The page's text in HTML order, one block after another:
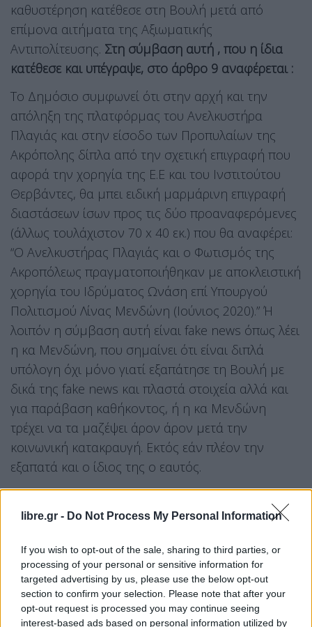
libre.gr - Do Not Process My Personal Information
If you wish to opt-out of the sale, sharing to third parties, or
processing of your personal or sensitive information for
targeted advertising by us, please use the below opt-out
section to confirm your selection. Please note that after your
opt-out request is processed you may continue seeing
interest-based ads based on personal information utilized by
καθυστέρηση κατέθεσε στη Βουλή μετά από
επίμονα αιτήματα της Αξιωματικής
Αντιπολίτευσης. Στη σύμβαση αυτή , που η ίδια
κατέθεσε και υπέγραψε, στο άρθρο 9 αναφέρεται :
Το Δημόσιο συμφωνεί ότι στην αρχή και την
απόληξη της πλατφόρμας του Ανελκυστήρα
Πλαγιάς και στην είσοδο των Προπυλαίων της
Ακρόπολης δίπλα από την σχετική επιγραφή που
αφορά την χορηγία της Ε.Ε και του Ινστιτούτου
Θερβάντες, θα μπει ειδική μαρμάρινη επιγραφή
διαστάσεων ίσων προς τις δύο προαναφερόμενες
(άλλως τουλάχιστον 70 x 40 εκ.) που θα αναφέρει:
“Ο Ανελκυστήρας Πλαγιάς και ο Φωτισμός της
Ακροπόλεως πραγματοποιήθηκαν με αποκλειστική
χορηγία του Ιδρύματος Ωνάση επί Υπουργού
Πολιτισμού Λίνας Μενδώνη (Ιούνιος 2020).” Ή
λοιπόν η σύμβαση αυτή είναι fake news όπως λέει
η κα Μενδώνη, που σημαίνει ότι είναι διπλά
υπόλογη όχι μόνο γιατί εξαπάτησε τη Βουλή με
δικά της fake news και πλαστά στοιχεία αλλά και
για παράβαση καθήκοντος, ή η κα Μενδώνη
τρέχει να τα μαζέψει άρον άρον μετά την
κοινωνική κατακραυγή. Εκτός εάν πλέον την
εξαπατά και ο ίδιος της ο εαυτός.
“επιθετική” ανακοίνωση όχι μόνο μιλά για fake
χαρακτήρος της Υπουργού από πλευράς ΣΥΡΙΖΑ.
Ωστόσο δεν απαντά επί της ουσίας του
δημοσιεύματος και στο επίμαχο άρθρο 9 της
σύμβασης δωρεάς.